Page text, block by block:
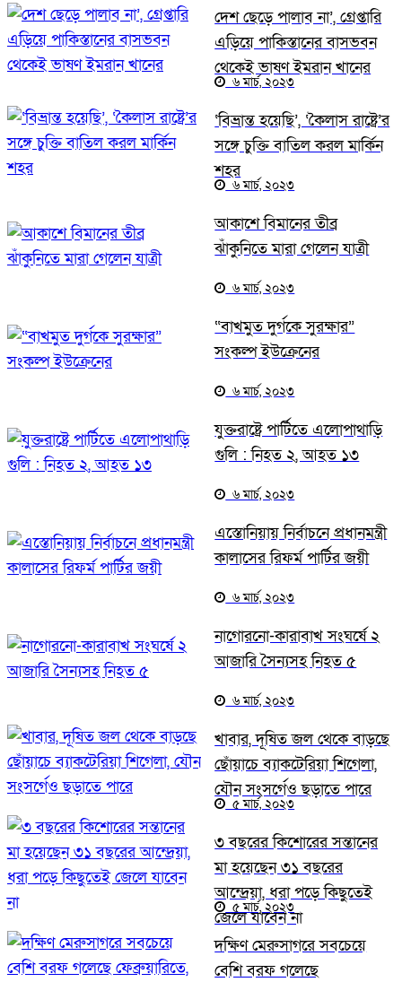
দেশ ছেড়ে পালাব না’, গ্রেপ্তারি
এড়িয়ে পাকিস্তানের বাসভবন
থেকেই ভাষণ ইমরান খানের
৬ মার্চ, ২০২৩
‘বিভ্রান্ত হয়েছি’, ‘কৈলাস রাষ্ট্রে’র
সঙ্গে চুক্তি বাতিল করল মার্কিন
শহর
৬ মার্চ, ২০২৩
আকাশে বিমানের তীব্র
ঝাঁকুনিতে মারা গেলেন যাত্রী
৬ মার্চ, ২০২৩
“বাখমুত দুর্গকে সুরক্ষার”
সংকল্প ইউক্রেনের
৬ মার্চ, ২০২৩
যুক্তরাষ্ট্রে পার্টিতে এলোপাথাড়ি
গুলি : নিহত ২, আহত ১৩
৬ মার্চ, ২০২৩
এস্তোনিয়ায় নির্বাচনে প্রধানমন্ত্রী
কালাসের রিফর্ম পার্টির জয়ী
৬ মার্চ, ২০২৩
নাগোরনো-কারাবাখ সংঘর্ষে ২
আজারি সৈন্যসহ নিহত ৫
৬ মার্চ, ২০২৩
খাবার, দূষিত জল থেকে বাড়ছে
ছোঁয়াচে ব্যাকটেরিয়া শিগেলা,
যৌন সংসর্গেও ছড়াতে পারে
৫ মার্চ, ২০২৩
৩ বছরের কিশোরের সন্তানের
মা হয়েছেন ৩১ বছরের
আন্দ্রেয়া, ধরা পড়ে কিছুতেই
জেলে যাবেন না
৫ মার্চ, ২০২৩
দক্ষিণ মেরুসাগরে সবচেয়ে
বেশি বরফ গলেছে